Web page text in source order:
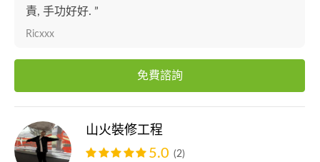
責, 手功好好. ”
Ricxxx
免費諮詢
山火裝修工程
5.0 (2)